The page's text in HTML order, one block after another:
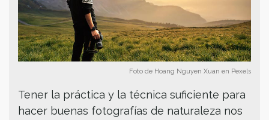
Foto de Hoang Nguyen Xuan en Pexels
Tener la práctica y la técnica suficiente para
hacer buenas fotografías de naturaleza nos